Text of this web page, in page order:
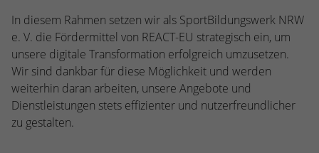
In diesem Rahmen setzen wir als SportBildungswerk NRW
e. V. die Fördermittel von REACT-EU strategisch ein, um
unsere digitale Transformation erfolgreich umzusetzen.
Wir sind dankbar für diese Möglichkeit und werden
weiterhin daran arbeiten, unsere Angebote und
Dienstleistungen stets effizienter und nutzerfreundlicher
zu gestalten.
Zweck
Dieses Cookie wird von Google Analytics
installiert. Das Cookie wird verwendet, um
Informationen darüber zu speichern, wie
Besucher eine Website nutzen, und hilft
bei der Erstellung eines Analyseberichts
darüber, wie es der Website geht. Die